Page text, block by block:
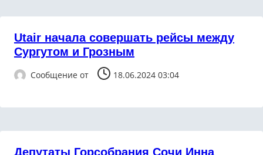
Utair начала совершать рейсы между
Сургутом и Грозным
Сообщение от 18.06.2024 03:04
Депутаты Горсобрания Сочи Инна